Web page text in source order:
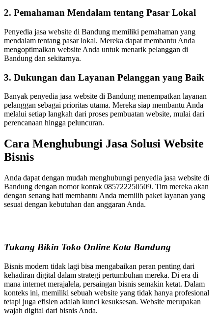
2. Pemahaman Mendalam tentang Pasar Lokal
Penyedia jasa website di Bandung memiliki pemahaman yang
mendalam tentang pasar lokal. Mereka dapat membantu Anda
mengoptimalkan website Anda untuk menarik pelanggan di
Bandung dan sekitarnya.
3. Dukungan dan Layanan Pelanggan yang Baik
Banyak penyedia jasa website di Bandung menempatkan layanan
pelanggan sebagai prioritas utama. Mereka siap membantu Anda
melalui setiap langkah dari proses pembuatan website, mulai dari
perencanaan hingga peluncuran.
Cara Menghubungi Jasa Solusi Website
Bisnis
Anda dapat dengan mudah menghubungi penyedia jasa website di
Bandung dengan nomor kontak 085722250509. Tim mereka akan
dengan senang hati membantu Anda memilih paket layanan yang
sesuai dengan kebutuhan dan anggaran Anda.
Tukang Bikin Toko Online Kota Bandung
Bisnis modern tidak lagi bisa mengabaikan peran penting dari
kehadiran digital dalam strategi pertumbuhan mereka. Di era di
mana internet merajalela, persaingan bisnis semakin ketat. Dalam
konteks ini, memiliki sebuah website yang tidak hanya profesional
tetapi juga efisien adalah kunci kesuksesan. Website merupakan
wajah digital dari bisnis Anda.